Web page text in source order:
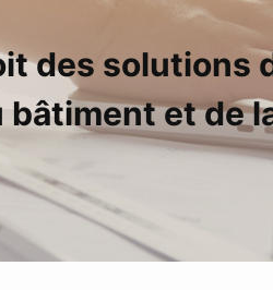
des solutions
et de